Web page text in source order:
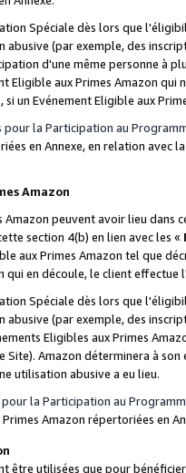
Spéciale dès lors que
(par exemple, des
d'une même personne à
Eligible aux Primes Amazon qui
si un Evénement Eligible aux
pour la Participation au
en Annexe, en relation avec
Amazon
peuvent avoir lieu dans
section 4(b) en lien avec les «
aux Primes Amazon tel que
qui en découle, le client
Spéciale dès lors que
(par exemple, des
Eligibles aux Primes
Site). Amazon déterminera à
utilisation abusive a eu lieu.
la Participation au
Amazon répertoriées en
être utilisées que pour